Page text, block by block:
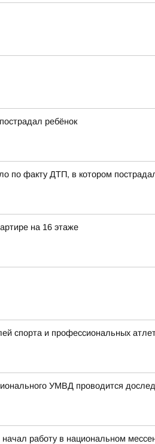
ребёнок
по факту ДТП, в котором
на 16 этаже
спорта и профессиональных
УМВД проводится
работу в национальном